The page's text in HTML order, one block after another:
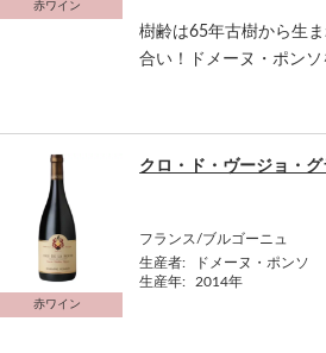
赤ワイン
樹齢は65年古樹から生
合い！ドメーヌ・ポン
赤ワイン
フランス/ブルゴーニュ
クロ・ド・ヴージョ・
生産者:
ドメーヌ・ポンソ
生産年:
2014年